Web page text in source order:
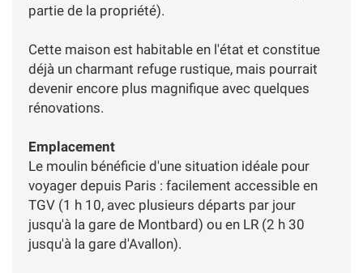
partie de la propriété).
Cette maison est habitable en l'état et constitue
déjà un charmant refuge rustique, mais pourrait
devenir encore plus magnifique avec quelques
rénovations.
Emplacement
Le moulin bénéficie d'une situation idéale pour
voyager depuis Paris : facilement accessible en
TGV (1 h 10, avec plusieurs départs par jour
jusqu'à la gare de Montbard) ou en LR (2 h 30
jusqu'à la gare d'Avallon).